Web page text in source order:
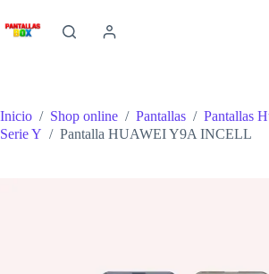
al
contenido
Inicio / Shop online / Pantallas / Pantallas
Serie Y / Pantalla HUAWEI Y9A INCELL